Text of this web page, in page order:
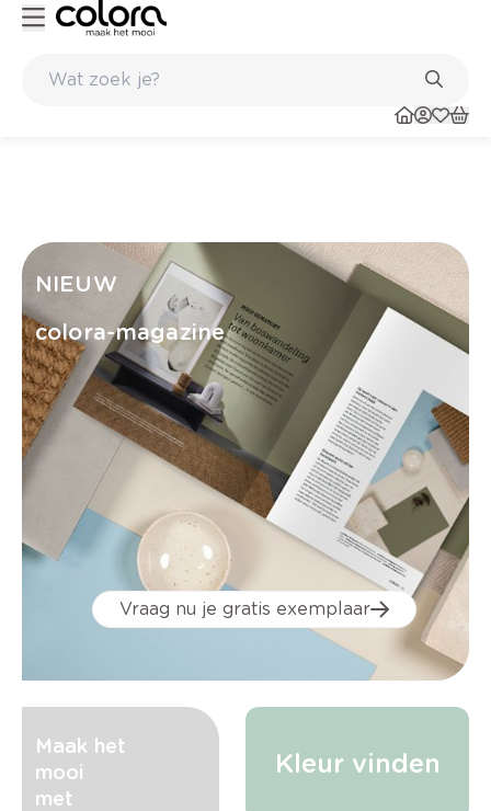
NIEUW
colora-magazine
Vraag nu je gratis exemplaar
Maak het
mooi
met
Kleur vinden